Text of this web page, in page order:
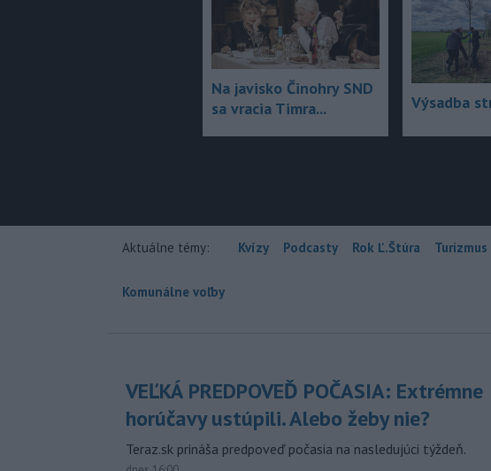
Na javisko Činohry SND
sa vracia Timra...
Výsadba
Aktuálne témy: Kvízy Podcasty Rok Ľ.Štúra Turizmus
Komunálne voľby
VEĽKÁ PREDPOVEĎ POČASIA: Extrémne
horúčavy ustúpili. Alebo žeby nie?
Teraz.sk prináša predpoveď počasia na nasledujúci týždeň.